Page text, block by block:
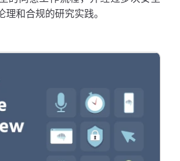
理和合规的研究实践。